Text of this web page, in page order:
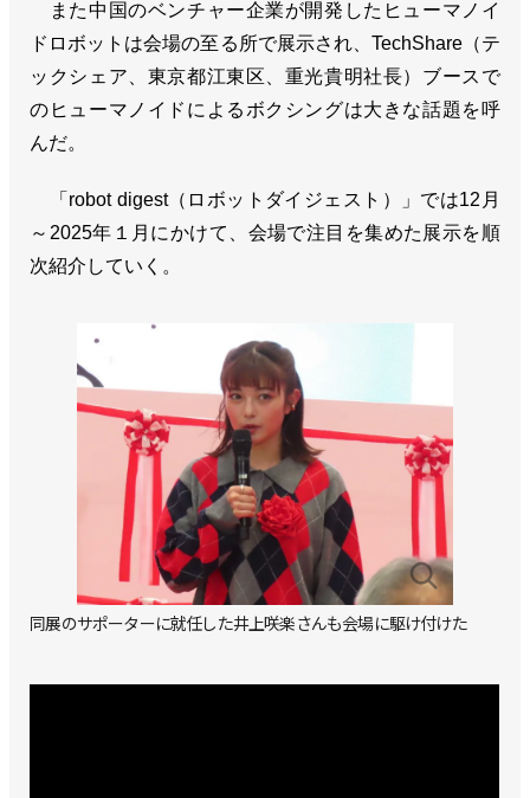
また中国のベンチャー企業が開発したヒューマノイ
ドロボットは会場の至る所で展示され、TechShare（テ
ックシェア、東京都江東区、重光貴明社長）ブースで
のヒューマノイドによるボクシングは大きな話題を呼
んだ。
「robot digest（ロボットダイジェスト）」では12月
～2025年１月にかけて、会場で注目を集めた展示を順
次紹介していく。
同展のサポーターに就任した井上咲楽さんも会場に駆け付けた